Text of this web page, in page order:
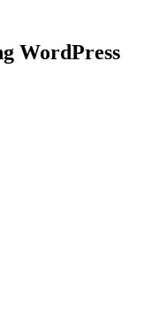
WordPress